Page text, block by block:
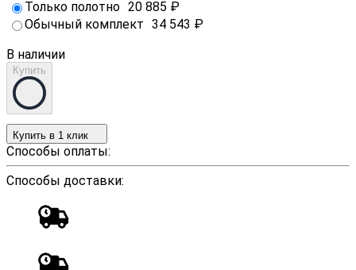
Только полотно 20 885 ₽
Обычный комплект 34 543 ₽
В наличии
Купить
Купить в 1 клик
Способы оплаты:
Способы доставки: